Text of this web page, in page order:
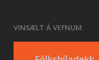
VINSÆLT Á VEFNUM